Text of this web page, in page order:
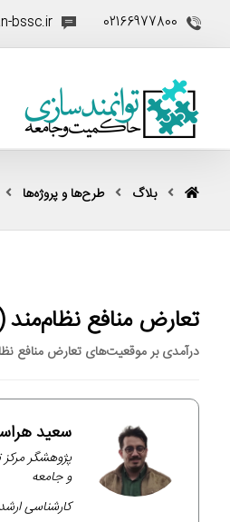
02166977800
bssc.ir
بلاگ طرح‌ها و پروژه‌ها
تعارض منافع
درآمدی بر موقعیت‌های تعارض منافع
سعید
پژوهشگر
و جامعه
کارشناسی